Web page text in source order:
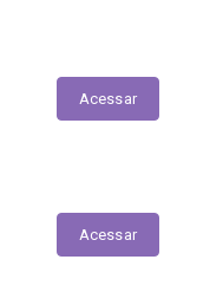
Acessar
Acessar